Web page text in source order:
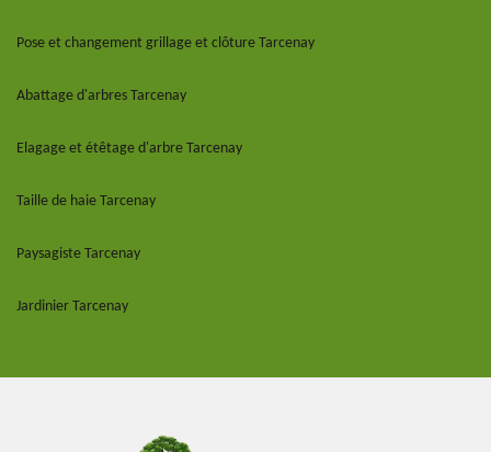
Pose et changement grillage et clôture Tarcenay
Abattage d'arbres Tarcenay
Elagage et étêtage d'arbre Tarcenay
Taille de haie Tarcenay
Paysagiste Tarcenay
Jardinier Tarcenay